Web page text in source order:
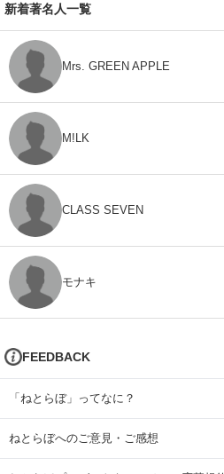
新着著名人一覧
Mrs. GREEN APPLE
M!LK
CLASS SEVEN
モナキ
FEEDBACK
「ねとらぼ」ってなに？
ねとらぼへのご意見・ご感想